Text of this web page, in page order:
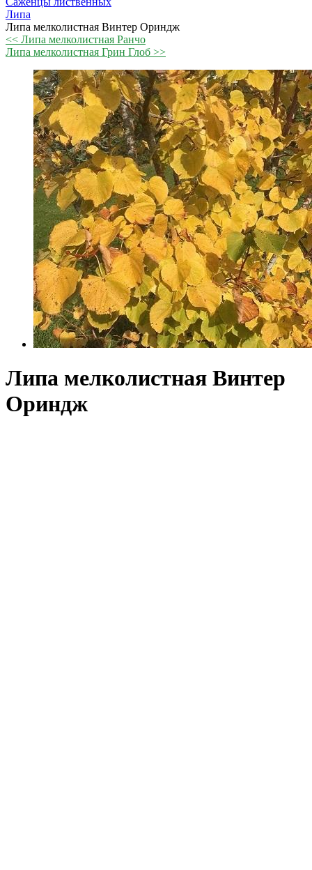
Липа
Липа мелколистная Винтер Ориндж
<< Липа мелколистная Ранчо
Липа мелколистная Грин Глоб >>
Липа мелколистная Винтер
Ориндж